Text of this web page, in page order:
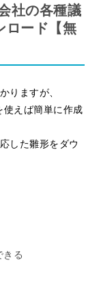
社の各種議
ロード【無
りますが、
使えば簡単に作成
した雛形をダウ
きる